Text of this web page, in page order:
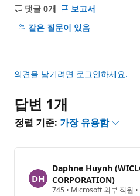
댓글 0개
설
명
음
보고서
같은 질문이 있음
의견을 남기려면 로그인하세요.
답변 1개
정렬 기준: 가장 유용함
Daphne Huynh
CORPORATION)
745 평
• Microsoft 외부 직원 •